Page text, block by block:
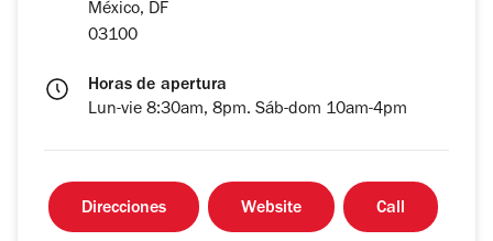
México, DF
03100
Horas de apertura
Lun-vie 8:30am, 8pm. Sáb-dom 10am-4pm
Direcciones Website Call